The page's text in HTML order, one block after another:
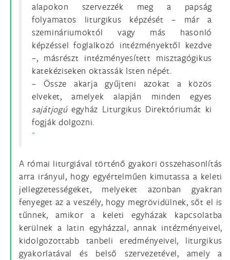
alapokon szervezzék meg a papság
folyamatos liturgikus képzését – már a
szemináriumoktól vagy más hasonló
képzéssel foglalkozó intézményektől kezdve
–, másrészt intézményesített misztagógikus
katekéziseken oktassák Isten népét.
– Össze akarja gyűjteni azokat a közös
elveket, amelyek alapján minden egyes
sajátjogúegyház Liturgikus Direktóriumát ki
fogják dolgozni.
A római liturgiával történő gyakori összehasonlítás
arra irányul, hogy egyértelműen kimutassa a keleti
jellegzetességeket, melyeket azonban gyakran
fenyeget az a veszély, hogy megrövidülnek, sőt el is
tűnnek, amikor a keleti egyházak kapcsolatba
kerülnek a latin egyházzal, annak intézményeivel,
kidolgozottabb tanbeli eredményeivel, liturgikus
gyakorlatával és belső szervezetével, amely a